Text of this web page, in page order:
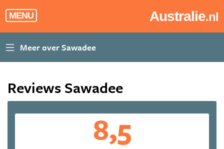
MENU Australie.nl
Reviews Sawadee
8,5